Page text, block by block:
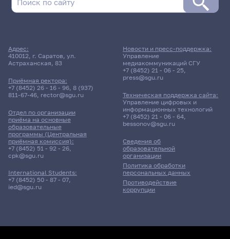
Заочная форма обучения | 521 группа
Расписание сессии еще не заполнено!
Адрес:
410012, г. Саратов, ул.
Астраханская, 83
Приёмная ректора:
+7 (8452) 26 - 16 - 96, 8 (937)
811-67-46, rector@sgu.ru
Отдел по организации
приёма на основные
образовательные
программы (Центральная
приёмная комиссия):
+7 (8452) 51 - 92 - 26,
cpk@sgu.ru
International Students:
+7 (8452) 50 - 87 - 07,
ied@sgu.ru
Сведения об
образовательной
организации
Политика обработки
персональных данных
Противодействие
коррупции
Новости и пресс-поддержка:
Управление
медиакоммуникаций СГУ
+7 (8452) 21 - 06 - 25,
press@sgu.ru
Техническая поддержка сайта:
Управление цифровых и
информационных технологий
+7 (8452) 21 - 06 - 64,
bessonov@sgu.ru